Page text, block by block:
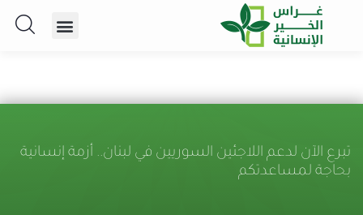
تبرع الآن لدعم اللاجئين السوريين في لبنان.. أزمة إنسانية
بحاجة لمساعدتكم